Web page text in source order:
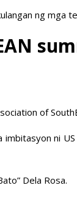
ng mga
of
ni
Dela Rosa.